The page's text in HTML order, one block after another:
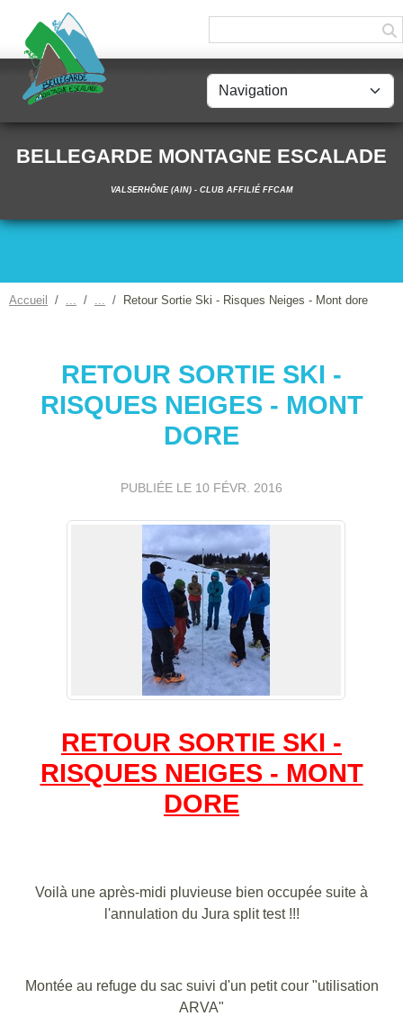
BELLEGARDE MONTAGNE ESCALADE
VALSERHÔNE (AIN) - CLUB AFFILIÉ FFCAM
Accueil Retour Sortie Ski - Risques Neiges - Mont dore
RETOUR SORTIE SKI -
RISQUES NEIGES - MONT
DORE
PUBLIÉE LE 10 FÉVR. 2016
RETOUR SORTIE SKI -
RISQUES NEIGES - MONT
DORE
Voilà une après-midi pluvieuse bien occupée suite à
l'annulation du Jura split test !!!
Montée au refuge du sac suivi d'un petit cour "utilisation
ARVA"
Panneau de gestion des cookies